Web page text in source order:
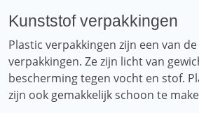
Kunststof verpakkingen
Plastic verpakkingen zijn een van
verpakkingen. Ze zijn licht van
bescherming tegen vocht en stof.
zijn ook gemakkelijk schoon te